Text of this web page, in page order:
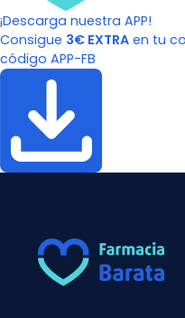
¡Descarga nuestra APP!
Consigue 3€ EXTRA en tu
código APP-FB